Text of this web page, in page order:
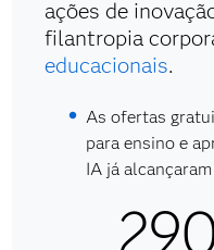
ações de
filantropia
educacionais.
As ofertas
para ensino e
IA já